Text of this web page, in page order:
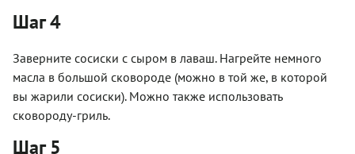
Шаг 4
Заверните сосиски с сыром в лаваш. Нагрейте немного
масла в большой сковороде (можно в той же, в которой
вы жарили сосиски). Можно также использовать
сковороду-гриль.
Шаг 5